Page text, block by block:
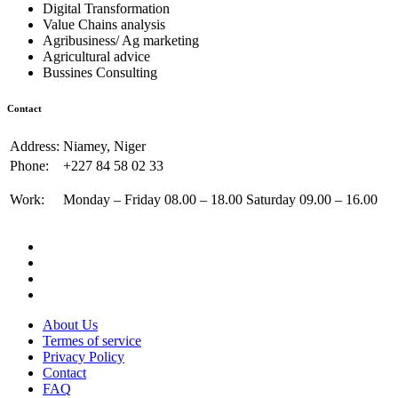
Digital Transformation
Value Chains analysis
Agribusiness/ Ag marketing
Agricultural advice
Bussines Consulting
Contact
Address: Niamey, Niger
Phone:
+227 84 58 02 33
Work: Monday – Friday 08.00 – 18.00 Saturday 09.00 – 16.00
About Us
Termes of service
Privacy Policy
Contact
FAQ